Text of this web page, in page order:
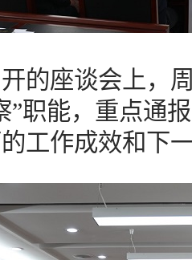
座谈会上，周
”职能，重点通
工作成效和下